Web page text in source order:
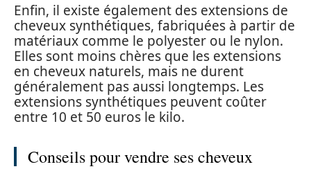
Enfin, il existe également des extensions de
cheveux synthétiques, fabriquées à partir de
matériaux comme le polyester ou le nylon.
Elles sont moins chères que les extensions
en cheveux naturels, mais ne durent
généralement pas aussi longtemps. Les
extensions synthétiques peuvent coûter
entre 10 et 50 euros le kilo.
Conseils pour vendre ses cheveux